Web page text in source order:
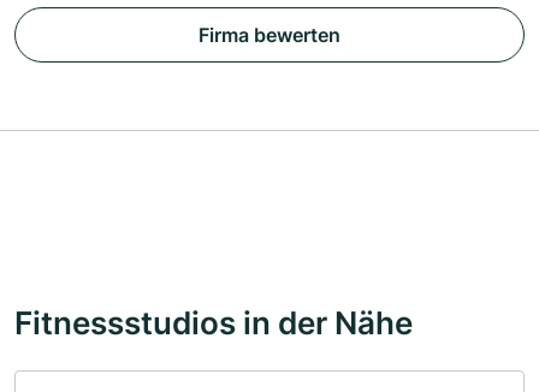
Firma bewerten
Fitnessstudios in der Nähe